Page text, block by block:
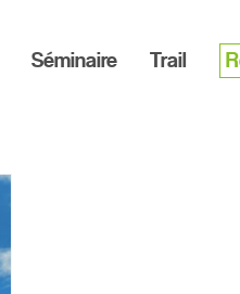
Séminaire Trail